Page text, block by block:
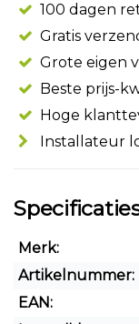
100 dagen
Gratis
Grote eigen
Beste prijs-
Hoge
Installateur
Merk:
Artikelnummer:
EAN: